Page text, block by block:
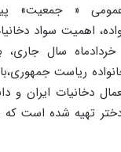
« جمعیت»
اهمیت سواد
سال جاری،
ریاست
دخانیات ایران و
تهیه شده است